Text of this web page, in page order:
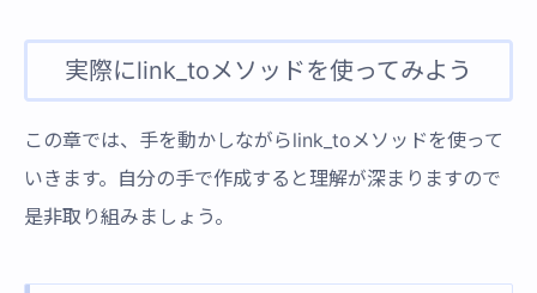
実際にlink_toメソッドを使ってみよう
この章では、手を動かしながらlink_toメソッドを使って
いきます。自分の手で作成すると理解が深まりますので
是非取り組みましょう。